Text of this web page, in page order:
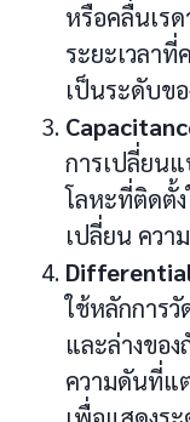
หรือคลื่นเรด
ระยะเวลา
เป็นระดับขอ
การเปลี่ยน
โลหะที่ติดตั้
เปลี่ยน ควา
ใช้หลักการ
และล่างของ
ความดันที่แ